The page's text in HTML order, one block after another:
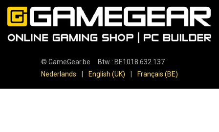
© GameGear.be Btw : BE1018.632.137
Nederlands
English (UK) Français (BE)